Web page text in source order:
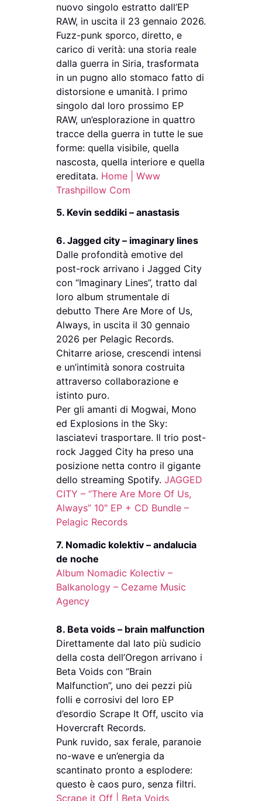
nuovo singolo estratto dall’EP
RAW, in uscita il 23 gennaio 2026.
Fuzz-punk sporco, diretto, e
carico di verità: una storia reale
dalla guerra in Siria, trasformata
in un pugno allo stomaco fatto di
distorsione e umanità. l primo
singolo dal loro prossimo EP
RAW, un’esplorazione in quattro
tracce della guerra in tutte le sue
forme: quella visibile, quella
nascosta, quella interiore e quella
ereditata. Home | Www
Trashpillow Com
5. Kevin seddiki – anastasis
6. Jagged city – imaginary lines
Dalle profondità emotive del
post-rock arrivano i Jagged City
con “Imaginary Lines”, tratto dal
loro album strumentale di
debutto There Are More of Us,
Always, in uscita il 30 gennaio
2026 per Pelagic Records.
Chitarre ariose, crescendi intensi
e un’intimità sonora costruita
attraverso collaborazione e
istinto puro.
Per gli amanti di Mogwai, Mono
ed Explosions in the Sky:
lasciatevi trasportare. Il trio post-
rock Jagged City ha preso una
posizione netta contro il gigante
dello streaming Spotify. JAGGED
CITY – “There Are More Of Us,
Always” 10″ EP + CD Bundle –
Pelagic Records
7. Nomadic kolektiv – andalucia
de noche
Album Nomadic Kolectiv –
Balkanology – Cezame Music
Agency
8. Beta voids – brain malfunction
Direttamente dal lato più sudicio
della costa dell’Oregon arrivano i
Beta Voids con “Brain
Malfunction”, uno dei pezzi più
folli e corrosivi del loro EP
d’esordio Scrape It Off, uscito via
Hovercraft Records.
Punk ruvido, sax ferale, paranoie
no-wave e un’energia da
scantinato pronto a esplodere:
questo è caos puro, senza filtri.
Scrape it Off | Beta Voids